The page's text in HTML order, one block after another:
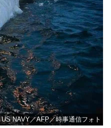
NAVY／AFP／時事通信フォト